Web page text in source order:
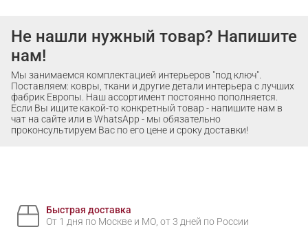
Не нашли нужный товар? Напишите
нам!
Мы занимаемся комплектацией интерьеров "под ключ".
Поставляем: ковры, ткани и другие детали интерьера с лучших
фабрик Европы. Наш ассортимент постоянно пополняется.
Если Вы ищите какой-то конкретный товар - напишите нам в
чат на сайте или в WhatsApp - мы обязательно
проконсультируем Вас по его цене и сроку доставки!
Быстрая доставка
От 1 дня по Москве и МО, от 3 дней по России